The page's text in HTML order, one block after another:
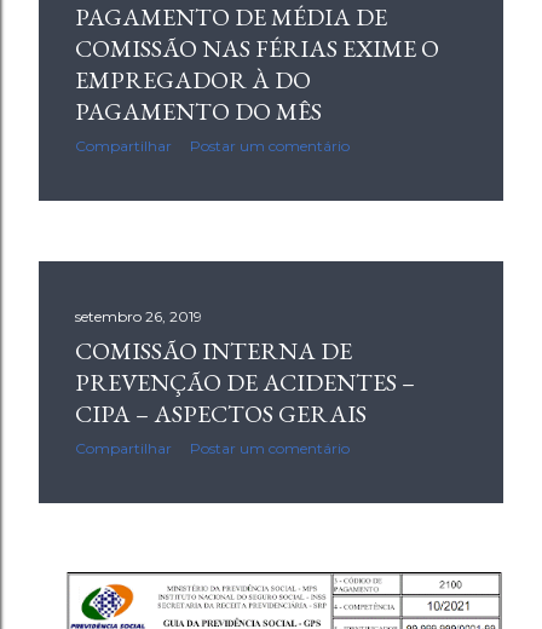
n
PAGAMENTO DE MÉDIA DE
COMISSÃO NAS FÉRIAS EXIME O
EMPREGADOR À DO
PAGAMENTO DO MÊS
Compartilhar Postar um comentário
setembro 26, 2019
COMISSÃO INTERNA DE
PREVENÇÃO DE ACIDENTES –
CIPA – ASPECTOS GERAIS
Compartilhar Postar um comentário